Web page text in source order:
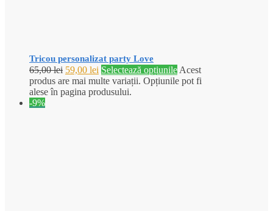
Tricou personalizat party Love
65,00lei 59,00 lei Selectează opțiunile Acest
produs are mai multe variații. Opțiunile pot fi
alese în pagina produsului.
-9%